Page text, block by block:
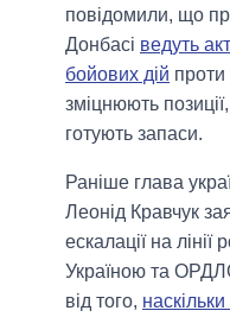
повідомили, що
Донбасі ведуть
бойових дій проти
зміцнюють
готують запаси.
Раніше глава
Леонід Кравчук
ескалації на
Україною та
від того,